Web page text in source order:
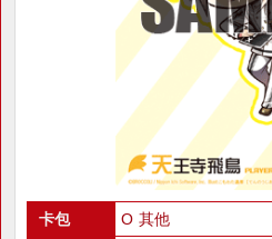
卡包 O 其他